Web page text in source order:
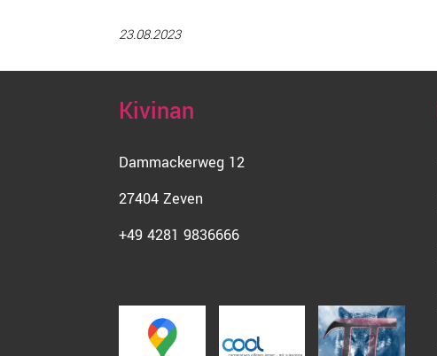
23.08.2023
Kivinan
Dammackerweg 12
27404 Zeven
+49 4281 9836666